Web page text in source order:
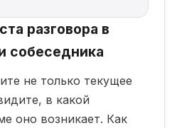
разговора в
собеседника
не только текущее
в какой
оно возникает. Как